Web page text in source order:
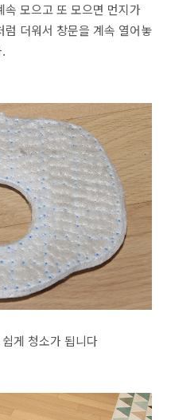
속 모으고 또 모으면 먼지가
더워서 창문을 계속 열어놓
게 청소가 됩니다